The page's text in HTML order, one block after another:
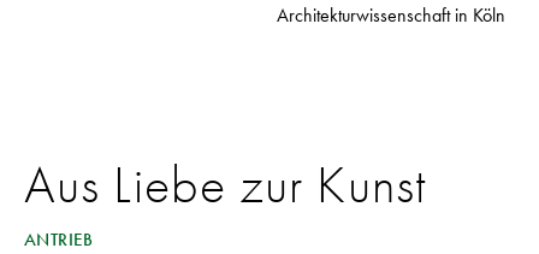
Architekturwissenschaft in Köln
Aus Liebe zur Kunst
ANTRIEB